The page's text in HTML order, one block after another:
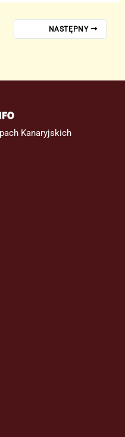
NASTĘPNY
Kanaryjskich